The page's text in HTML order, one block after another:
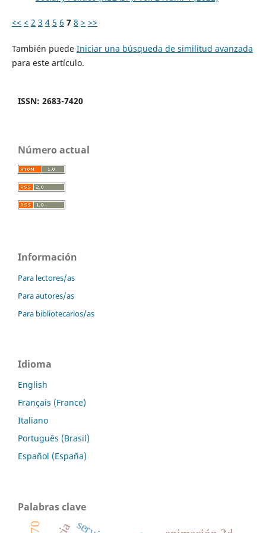
<< < 2 3 4 5 6 7 8 > >>
También puede Iniciar una búsqueda de similitud avanzada
para este artículo.
ISSN: 2683-7420
Número actual
Información
Para lectores/as
Para autores/as
Para bibliotecarios/as
Idioma
English
Français (France)
Italiano
Português (Brasil)
Español (España)
Palabras clave